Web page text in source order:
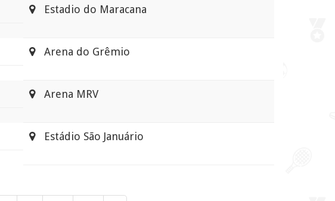
Estadio do Maracana
Arena do Grêmio
Arena MRV
Estádio São Januário